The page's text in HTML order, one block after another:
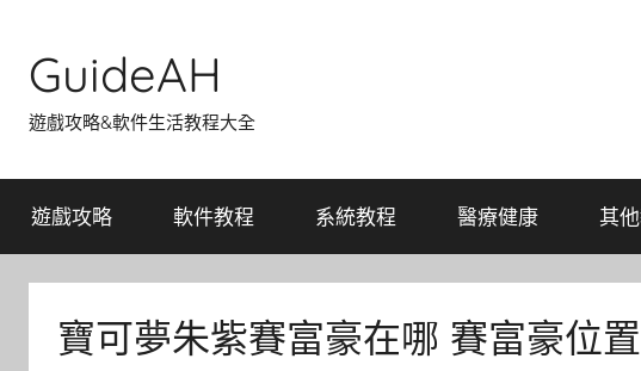
content
GuideAH
遊戲攻略&軟件生活教程大全
遊戲攻略 軟件教程 系統教程 醫療健康 其
寶可夢朱紫賽富豪在哪 賽富豪位